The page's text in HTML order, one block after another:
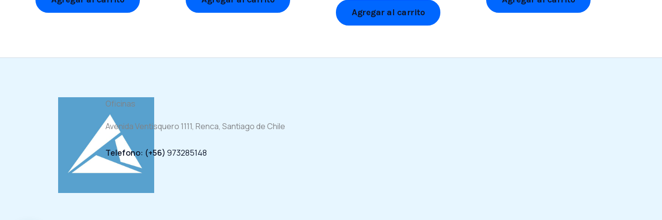
Agregar al carrito
Oficinas
Avenida Ventisquero 1111, Renca, Santiago de Chile
Telefono: (+56) 973285148